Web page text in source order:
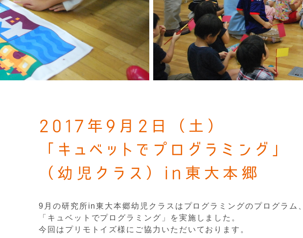
2017年9月2日（土）
「キュベットでプログラミング」
（幼児クラス）in東大本郷
9月の研究所in東大本郷幼児クラスはプログラミングのプログラム、
「キュベットでプログラミング」を実施しました。
今回はプリモトイズ様にご協力いただいております。